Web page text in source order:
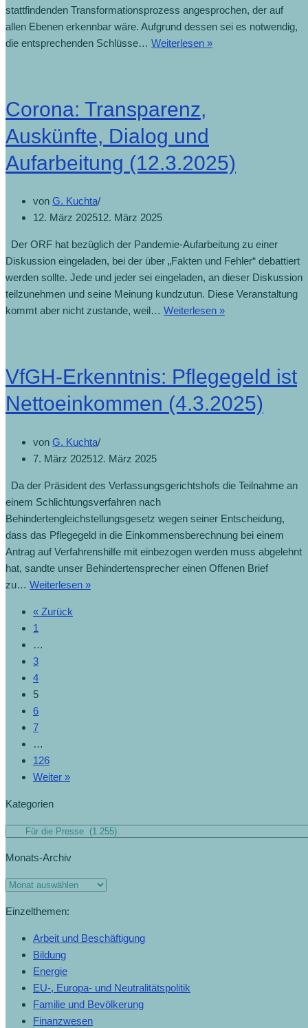
stattfindenden Transformationsprozess angesprochen, der auf
allen Ebenen erkennbar wäre. Aufgrund dessen sei es notwendig,
die entsprechenden Schlüsse… Weiterlesen »
Corona: Transparenz,
Auskünfte, Dialog und
Aufarbeitung (12.3.2025)
von G. Kuchta
12. März 202512. März 2025
Der ORF hat bezüglich der Pandemie-Aufarbeitung zu einer
Diskussion eingeladen, bei der über „Fakten und Fehler“ debattiert
werden sollte. Jede und jeder sei eingeladen, an dieser Diskussion
teilzunehmen und seine Meinung kundzutun. Diese Veranstaltung
kommt aber nicht zustande, weil… Weiterlesen »
VfGH-Erkenntnis: Pflegegeld ist
Nettoeinkommen (4.3.2025)
von G. Kuchta
7. März 202512. März 2025
Da der Präsident des Verfassungsgerichtshofs die Teilnahme an
einem Schlichtungsverfahren nach
Behindertengleichstellungsgesetz wegen seiner Entscheidung,
dass das Pflegegeld in die Einkommensberechnung bei einem
Antrag auf Verfahrenshilfe mit einbezogen werden muss abgelehnt
hat, sandte unser Behindertensprecher einen Offenen Brief
zu… Weiterlesen »
« Zurück
1
…
3
4
5
6
7
…
126
Weiter »
Kategorien
Monats-Archiv
Einzelthemen:
Arbeit und Beschäftigung
Bildung
Energie
EU-, Europa- und Neutralitätspolitik
Familie und Bevölkerung
Finanzwesen